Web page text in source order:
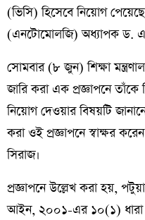
(ভিসি) হিসেবে নিয়োগ
(এনটোমোলজি) অধ্যাপক ড.
সোমবার (৮ জুন) শিক্ষা
জারি করা এক প্রজ্ঞাপনে তাঁকে
নিয়োগ দেওয়ার বিষয়টি
করা ওই প্রজ্ঞাপনে স্বাক্ষর
সিরাজ।
প্রজ্ঞাপনে উল্লেখ করা হয়,
আইন, ২০০১-এর ১০(১)